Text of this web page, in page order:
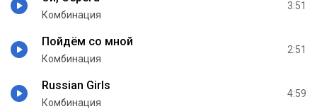
Комбинация
3:51
Пойдём со мной
Комбинация
2:51
Russian Girls
Комбинация
4:59